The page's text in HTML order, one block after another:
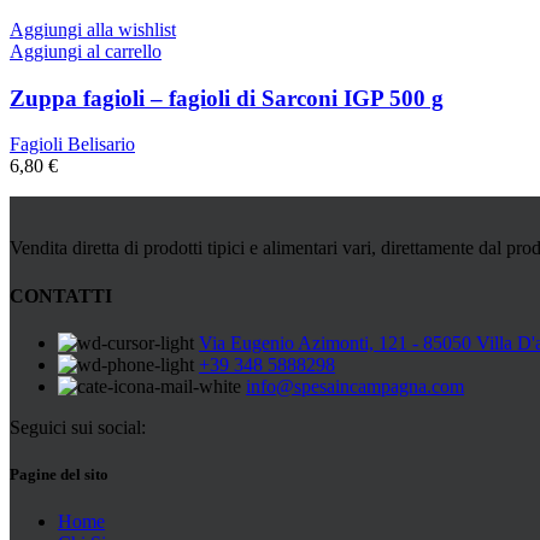
Aggiungi alla wishlist
Aggiungi al carrello
Zuppa fagioli – fagioli di Sarconi IGP 500 g
Fagioli Belisario
6,80 €
Vendita diretta di prodotti tipici e alimentari vari, direttamente dal
CONTATTI
Via Eugenio Azimonti, 121 - 85050 Villa
+39 348 5888298
info@spesaincampagna.com
Seguici sui social:
Pagine del sito
Home